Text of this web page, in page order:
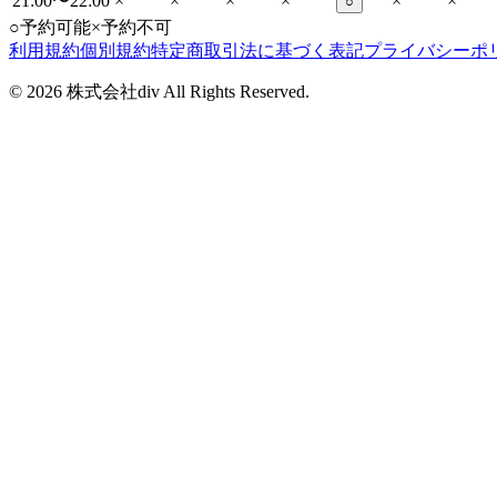
○予約可能×予約不可
利用規約個別規約特定商取引法に基づく表記プライバシーポ
© 2026 株式会社div All Rights Reserved.